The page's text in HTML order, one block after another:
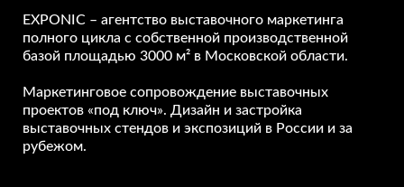
EXPONIC – агентство выставочного маркетинга
полного цикла с собственной производственной
базой площадью 3000 м² в Московской области.
Маркетинговое сопровождение выставочных
проектов «под ключ». Дизайн и застройка
выставочных стендов и экспозиций в России и за
рубежом.